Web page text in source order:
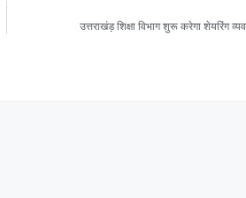
उत्तराखंड़ शिक्षा विभाग शुरू करेगा शेयरिंग